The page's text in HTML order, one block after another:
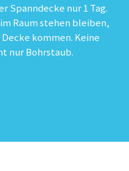
Spanndecke nur 1 Tag.
Raum stehen bleiben,
kommen. Keine
nur Bohrstaub.